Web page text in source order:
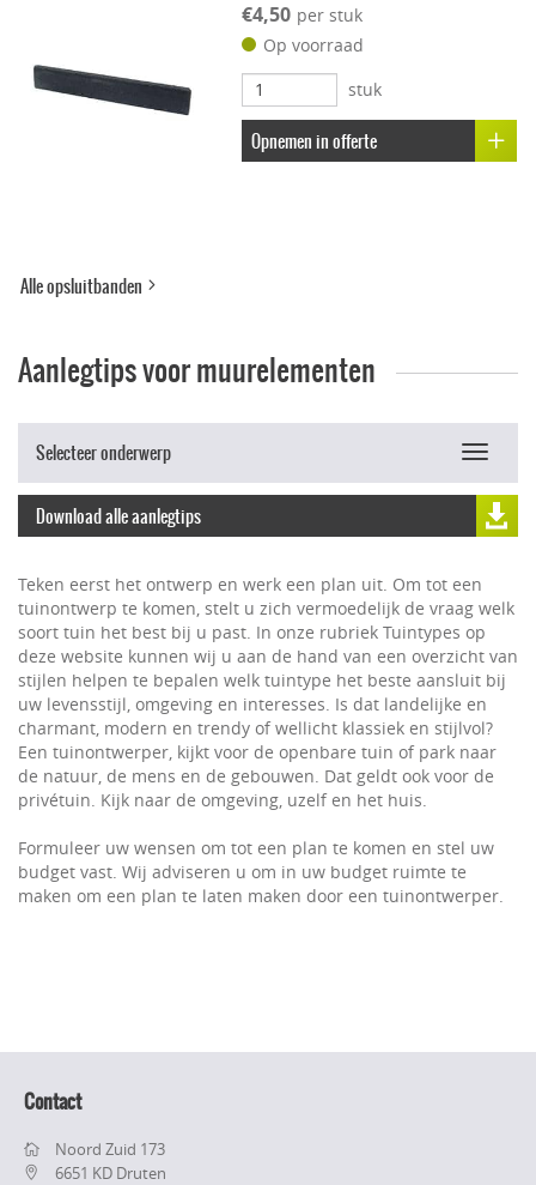
€4,50 per stuk
Op voorraad
stuk
Opnemen in offerte
Alle opsluitbanden
Aanlegtips voor muurelementen
Selecteer onderwerp
Toggle
Download alle aanlegtips
Teken eerst het ontwerp en werk een plan uit. Om tot een
tuinontwerp te komen, stelt u zich vermoedelijk de vraag welk
soort tuin het best bij u past. In onze rubriek Tuintypes op
deze website kunnen wij u aan de hand van een overzicht van
stijlen helpen te bepalen welk tuintype het beste aansluit bij
uw levensstijl, omgeving en interesses. Is dat landelijke en
charmant, modern en trendy of wellicht klassiek en stijlvol?
Een tuinontwerper, kijkt voor de openbare tuin of park naar
de natuur, de mens en de gebouwen. Dat geldt ook voor de
privétuin. Kijk naar de omgeving, uzelf en het huis.
Formuleer uw wensen om tot een plan te komen en stel uw
budget vast. Wij adviseren u om in uw budget ruimte te
maken om een plan te laten maken door een tuinontwerper.
Contact
Noord Zuid 173
6651 KD Druten